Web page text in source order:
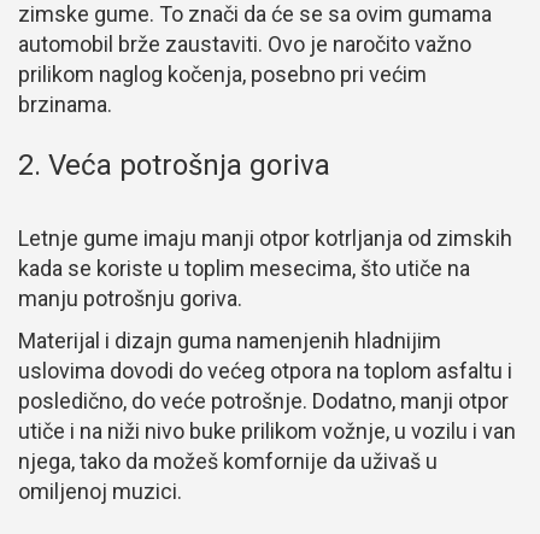
zimske gume. To znači da će se sa ovim gumama
automobil brže zaustaviti. Ovo je naročito važno
prilikom naglog kočenja, posebno pri većim
brzinama.
2. Veća potrošnja goriva
Letnje gume imaju manji otpor kotrljanja od zimskih
kada se koriste u toplim mesecima, što utiče na
manju potrošnju goriva.
Materijal i dizajn guma namenjenih hladnijim
uslovima dovodi do većeg otpora na toplom asfaltu i
posledično, do veće potrošnje. Dodatno, manji otpor
utiče i na niži nivo buke prilikom vožnje, u vozilu i van
njega, tako da možeš komfornije da uživaš u
omiljenoj muzici.